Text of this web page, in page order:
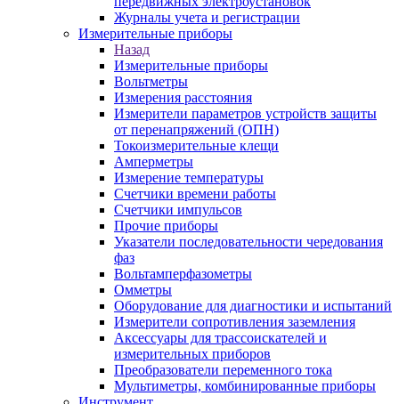
Журналы учета и регистрации
Измерительные приборы
Назад
Измерительные приборы
Вольтметры
Измерения расстояния
Измерители параметров устройств защиты
от перенапряжений (ОПН)
Токоизмерительные клещи
Амперметры
Измерение температуры
Счетчики времени работы
Счетчики импульсов
Прочие приборы
Указатели последовательности чередования
фаз
Вольтамперфазометры
Омметры
Оборудование для диагностики и испытаний
Измерители сопротивления заземления
Аксессуары для трассоискателей и
измерительных приборов
Преобразователи переменного тока
Мультиметры, комбинированные приборы